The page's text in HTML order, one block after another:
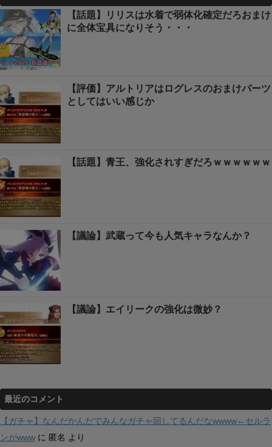
【話題】リリスは水着で弱体化確定だろおまけ
に全体宝具になりそう・・・
【評価】アルトリアはログレスのおまけパーツ
としてはいい感じか
【話題】青王、強化されすぎだろｗｗｗｗｗｗ
【議論】武蔵って今も人気キャラなんか？
【議論】エイリークの強化は微妙？
最近のコメント
【ガチャ】なんだかんだでみんなガチャ回してるんだなwwww←セルラ
ンがwww に 匿名 より